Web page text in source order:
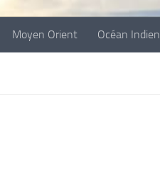
Moyen Orient Océan Indien